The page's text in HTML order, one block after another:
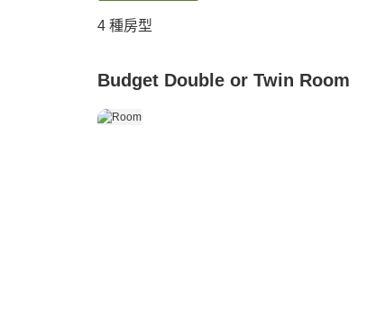
4 種房型
Budget Double or Twin Room